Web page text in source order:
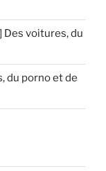
Des voitures, du
du porno et de